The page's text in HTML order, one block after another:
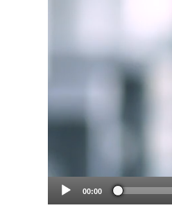
00:00